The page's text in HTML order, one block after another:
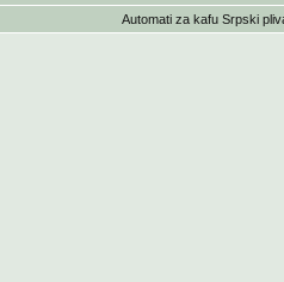
Automati za kafu Srpski